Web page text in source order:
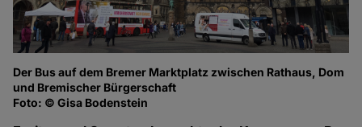
Der Bus auf dem Bremer Marktplatz zwischen Rathaus, Dom
und Bremischer Bürgerschaft
Foto: © Gisa Bodenstein